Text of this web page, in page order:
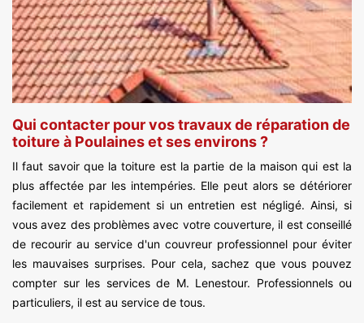
Qui contacter pour vos travaux de réparation de
toiture à Poulaines et ses environs ?
Il faut savoir que la toiture est la partie de la maison qui est la
plus affectée par les intempéries. Elle peut alors se détériorer
facilement et rapidement si un entretien est négligé. Ainsi, si
vous avez des problèmes avec votre couverture, il est conseillé
de recourir au service d'un couvreur professionnel pour éviter
les mauvaises surprises. Pour cela, sachez que vous pouvez
compter sur les services de M. Lenestour. Professionnels ou
particuliers, il est au service de tous.